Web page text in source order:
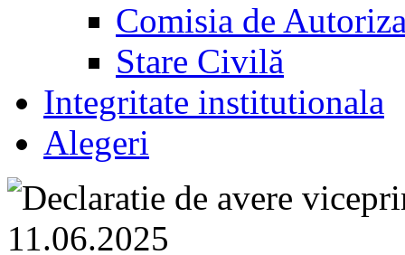
Comisia de
Stare Civilă
Integritate institutionala
Alegeri